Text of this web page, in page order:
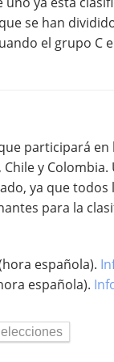
se han
el grupo C
participará en
y
ya que todos
para la
española).
española).